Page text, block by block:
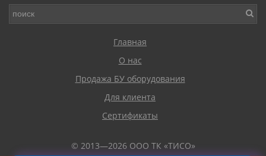
Главная
О нас
Продажа БУ оборудования
Для клиента
Сертификаты
© 2013—2026 ООО ТК «ТИСО»